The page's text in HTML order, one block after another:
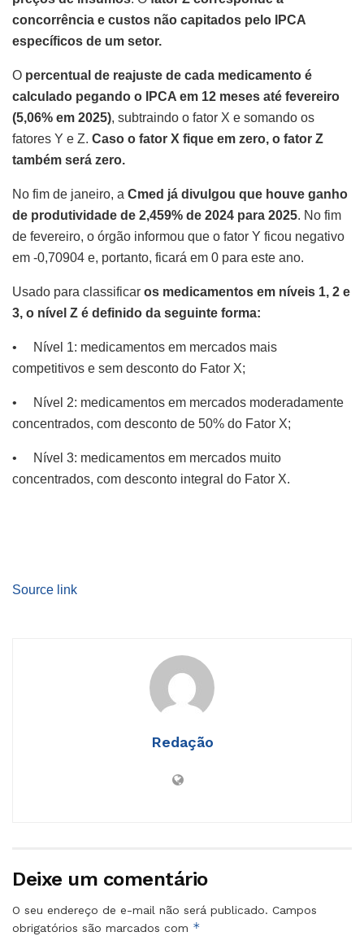
concorrência e custos não capitados pelo IPCA
específicos de um setor.
O percentual de reajuste de cada medicamento é
calculado pegando o IPCA em 12 meses até fevereiro
(5,06% em 2025), subtraindo o fator X e somando os
fatores Y e Z. Caso o fator X fique em zero, o fator Z
também será zero.
No fim de janeiro, a Cmed já divulgou que houve ganho
de produtividade de 2,459% de 2024 para 2025. No fim
de fevereiro, o órgão informou que o fator Y ficou negativo
em -0,70904 e, portanto, ficará em 0 para este ano.
Usado para classificar os medicamentos em níveis 1, 2 e
3, o nível Z é definido da seguinte forma:
• Nível 1: medicamentos em mercados mais
competitivos e sem desconto do Fator X;
• Nível 2: medicamentos em mercados moderadamente
concentrados, com desconto de 50% do Fator X;
• Nível 3: medicamentos em mercados muito
concentrados, com desconto integral do Fator X.
Source link
Redação
Deixe um comentário
O seu endereço de e-mail não será publicado. Campos
obrigatórios são marcados com *